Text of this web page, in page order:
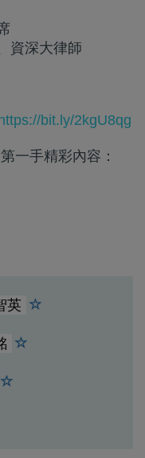
資深大律師
https://bit.ly/2kgU8qg
一手精彩內容：
英